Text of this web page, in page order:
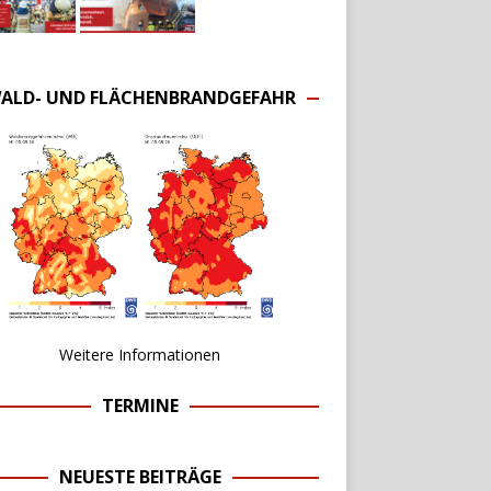
UND FLÄCHENBRANDGEFAHR
Weitere Informationen
TERMINE
NEUESTE BEITRÄGE